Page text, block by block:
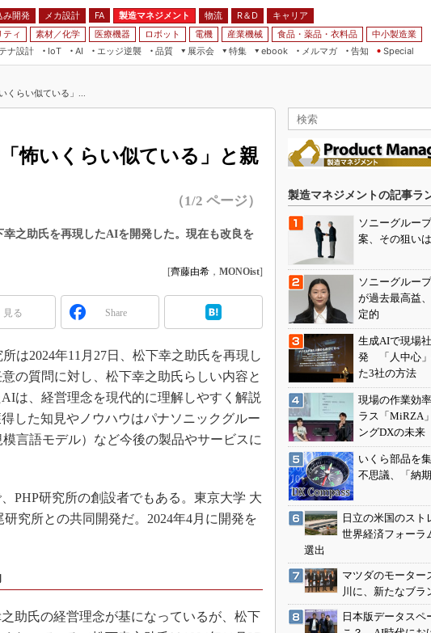
み開発 メカ設計 FA 製造マネジメント 物流 R＆D
キャリア
ティ 素材／化学 医療機器 ロボット 電機 産業機械 食品・薬品・衣料品
中小製造業
ナ設計
IoT
AI
エッジ逆襲 品質
展示会
JIMTOF
IIFES
TECHNO-FRONTIER
日本ものづくりワールド
AUTOMOTIVE WORLD
産業オープンネット展
特集
つながるクルマ
フィールドサービス
組み込みモデリング
車載ソフト開発
ISO26262
3Dプリンタ
デジタルツインとCAE
S＆OP
インダストリー4.0
製造業ビッグデータ
メイドインジャパン
海外生産
グローバル設計・開発
ebook
モビリティ
メルマガ
告知 Special
くらい似ている」...
怖いくらい似ている」と親
（1/2 ページ）
之助氏を再現したAIを開発した。現在も改良を
[齊藤由希 ， MONOist]
見る Share
は2024年11月27日、松下幸之助氏を再現し
の質問に対し、松下幸之助氏らしい内容と
は、経営理念を現代的に理解しやすく解説
した知見やノウハウはパナソニックグルー
言語モデル）など今後の製品やサービスに
PHP研究所の創設者でもある。東京大学 大
究所との共同開発だ。2024年4月に開発を
助氏の経営理念が基になっているが、松下
製造マネジメントの記事ラ
ソニーグルー
案、その狙い
ソニーグルー
が過去最高益
定的
生成AIで現場
発 「人中心」
た3社の方法
現場の作業効
ラス「MiRZA
ングDXの未来
いくら部品を
不思議、「納
日立の米国のスト
世界経済フォーラ
選出
マツダのモーター
川に、新たなブラ
日本版データス